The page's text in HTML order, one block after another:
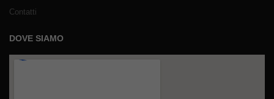
Contatti
DOVE SIAMO